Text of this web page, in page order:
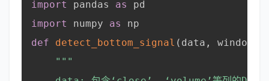
import
pandas as
pd
import
numpy as
np
def
detect_bottom_signal ( data , window
"""